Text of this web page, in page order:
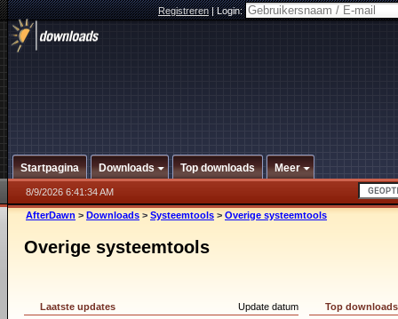
Registreren|Login:
Startpagina Downloads Top downloads Meer
8/9/2026 6:41:34 AM
AfterDawn > Downloads > Systeemtools > Overige systeemtools
Overige systeemtools
Update datum
Laatste updates
Top downloads